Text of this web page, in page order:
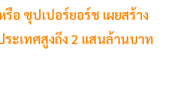
รือ ซุปเปอร์ยอร์ช เผยสร้าง
ระเทศสูงถึง 2 แสนล้านบาท